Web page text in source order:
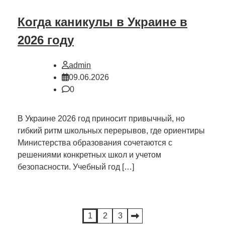
Когда каникулы в Украине в
2026 году
admin
09.06.2026
0
В Украине 2026 год приносит привычный, но
гибкий ритм школьных перерывов, где ориентиры
Министерства образования сочетаются с
решениями конкретных школ и учетом
безопасности. Учебный год […]
1 2 3